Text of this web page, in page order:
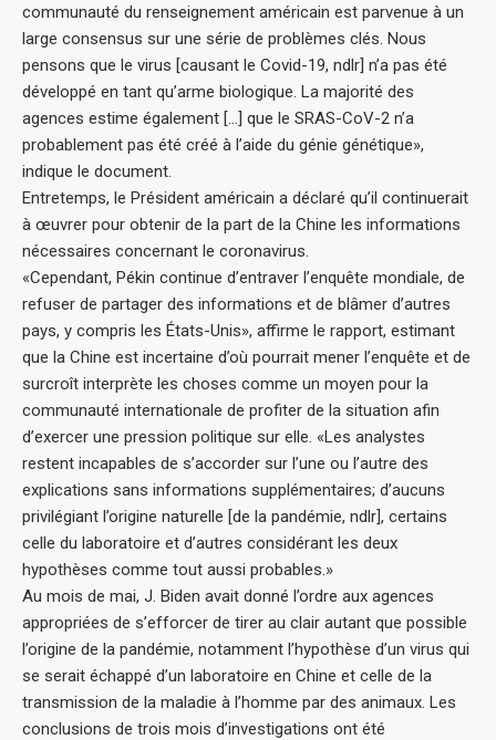
communauté du renseignement américain est parvenue à un
large consensus sur une série de problèmes clés. Nous
pensons que le virus [causant le Covid-19, ndlr] n’a pas été
développé en tant qu’arme biologique. La majorité des
agences estime également […] que le SRAS-CoV-2 n’a
probablement pas été créé à l’aide du génie génétique»,
indique le document.
Entretemps, le Président américain a déclaré qu’il continuerait
à œuvrer pour obtenir de la part de la Chine les informations
nécessaires concernant le coronavirus.
«Cependant, Pékin continue d’entraver l’enquête mondiale, de
refuser de partager des informations et de blâmer d’autres
pays, y compris les États-Unis», affirme le rapport, estimant
que la Chine est incertaine d’où pourrait mener l’enquête et de
surcroît interprète les choses comme un moyen pour la
communauté internationale de profiter de la situation afin
d’exercer une pression politique sur elle. «Les analystes
restent incapables de s’accorder sur l’une ou l’autre des
explications sans informations supplémentaires; d’aucuns
privilégiant l’origine naturelle [de la pandémie, ndlr], certains
celle du laboratoire et d’autres considérant les deux
hypothèses comme tout aussi probables.»
Au mois de mai, J. Biden avait donné l’ordre aux agences
appropriées de s’efforcer de tirer au clair autant que possible
l’origine de la pandémie, notamment l’hypothèse d’un virus qui
se serait échappé d’un laboratoire en Chine et celle de la
transmission de la maladie à l’homme par des animaux. Les
conclusions de trois mois d’investigations ont été